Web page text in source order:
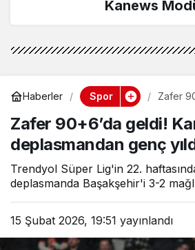
Kanews
Haberler Spor
Zafer
çıkardı
Zafer 90+6’da geldi!
deplasmandan genç
Trendyol Süper Lig'in 22.
deplasmanda Başakşehir'i 3-2
15 Şubat 2026, 19:51 yayınlandı